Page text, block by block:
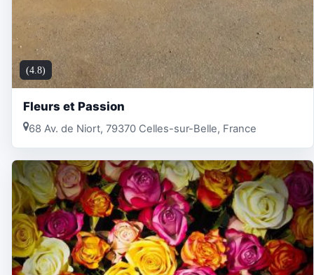
(4.8)
Fleurs et Passion
68 Av. de Niort, 79370 Celles-sur-Belle, France